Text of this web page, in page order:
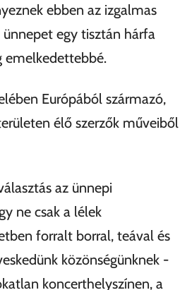
ebben az izgalmas
ünnepet egy tisztán hárfa
emelkedettebbé.
Európából származó,
élő szerzők műveiből
az ünnepi
ne csak a lélek
forralt borral, teával és
közönségünknek -
koncerthelyszínen, a